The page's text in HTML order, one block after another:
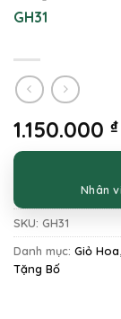
GH31
1.150.000 ₫
Nhân
SKU: GH31
Danh mục: Giỏ Hoa
Tặng Bố